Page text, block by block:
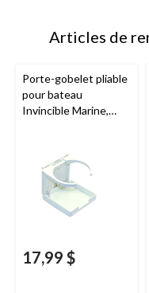
Articles de
Porte-gobelet pliable
pour bateau
Invincible Marine,
17,99 $